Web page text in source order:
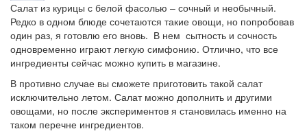
Салат из курицы с белой фасолью – сочный и необычный.
Редко в одном блюде сочетаются такие овощи, но попробовав
один раз, я готовлю его вновь. В нем сытность и сочность
одновременно играют легкую симфонию. Отлично, что все
ингредиенты сейчас можно купить в магазине.
В противно случае вы сможете приготовить такой салат
исключительно летом. Салат можно дополнить и другими
овощами, но после экспериментов я становилась именно на
таком перечне ингредиентов.